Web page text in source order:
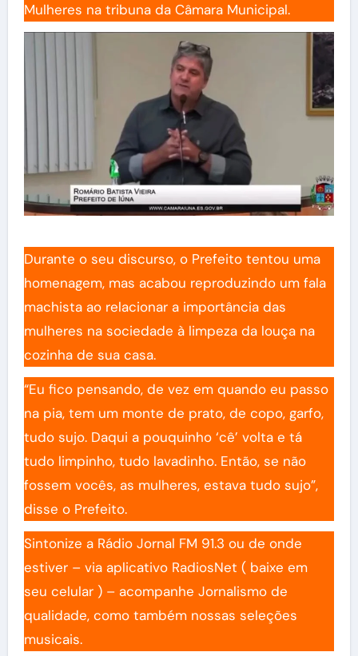
Mulheres na tribuna da Câmara Municipal.
Durante o seu discurso, o Prefeito tentou uma
homenagem, mas acabou reproduzindo um fala
machista ao relacionar a importância das
mulheres na sociedade à limpeza da louça na
cozinha de sua casa.
“Eu fico pensando, de vez em quando eu passo
na pia, tem um monte de prato, de copo, garfo,
tudo sujo. Daqui a pouquinho ‘cê’ volta e tá
tudo limpinho, tudo lavadinho. Então, se não
fossem vocês, as mulheres, estava tudo sujo”,
disse o Prefeito.
Sintonize a Rádio Jornal FM 91.3 ou de onde
estiver – via aplicativo RadiosNet ( baixe em
seu celular ) – acompanhe Jornalismo de
qualidade, como também nossas seleções
musicais.